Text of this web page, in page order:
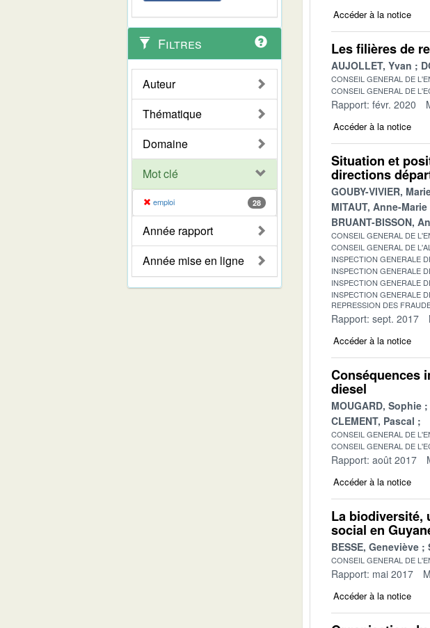
Filtres
Auteur
Thématique
Domaine
Mot clé
emploi 28
Année rapport
Année mise en ligne
Accéder à la notice
Les filières de
AUJOLLET, Yvan
CONSEIL GENERAL DE
CONSEIL GENERAL DE
Rapport: févr. 2020
Accéder à la notice
Situation et
directions
GOUBY-VIVIER,
MITAUT, Anne-Marie
BRUANT-BISSON,
CONSEIL GENERAL DE
CONSEIL GENERAL DE
INSPECTION GENERALE
INSPECTION GENERALE
INSPECTION GENERALE
INSPECTION GENERALE
REPRESSION DES
Rapport: sept. 2017
Accéder à la notice
Conséquences
diesel
MOUGARD, Sophie
CLEMENT, Pascal
CONSEIL GENERAL DE
CONSEIL GENERAL DE
Rapport: août 2017
Accéder à la notice
La biodiversité,
social en
BESSE, Geneviève
CONSEIL GENERAL DE
Rapport: mai 2017
Accéder à la notice